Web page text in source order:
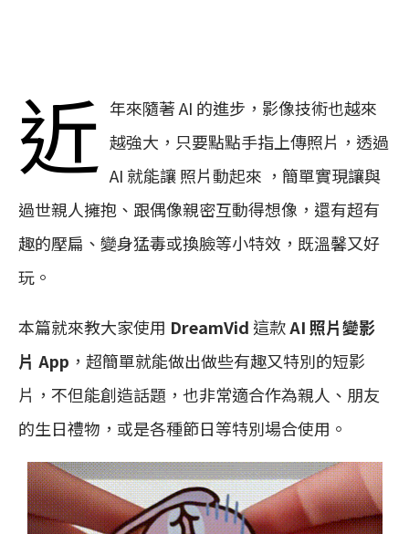
近 年來隨著 AI 的進步，影像技術也越來
越強大，只要點點手指上傳照片，透過
AI 就能讓 照片動起來 ，簡單實現讓與
過世親人擁抱、跟偶像親密互動得想像，還有超有
趣的壓扁、變身猛毒或換臉等小特效，既溫馨又好
玩。
本篇就來教大家使用 DreamVid 這款AI 照片變影
片 App ，超簡單就能做出做些有趣又特別的短影
片，不但能創造話題，也非常適合作為親人、朋友
的生日禮物，或是各種節日等特別場合使用。